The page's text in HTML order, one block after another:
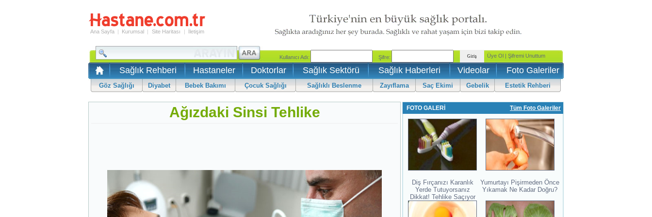
Ana Sayfa | Kurumsal | Site Haritası | İletişim
Sağlık Rehberi Hastaneler Doktorlar Sağlık Sektörü Sağlık Haberleri Videolar Foto Galeriler
Göz Sağlığı Diyabet Bebek Bakımı Çocuk Sağlığı Sağlıklı Beslenme Zayıflama Saç Ekimi Gebelik Estetik Rehberi
Ağızdaki Sinsi Tehlike FOTO GALERİ Tüm Foto Galeriler
Diş Fırçanızı Karanlık
Yerde Tutuyorsanız
Dikkat! Tehlike Saçıyor
Yumurtayı Pişirmeden Önce
Yıkamak Ne Kadar Doğru?